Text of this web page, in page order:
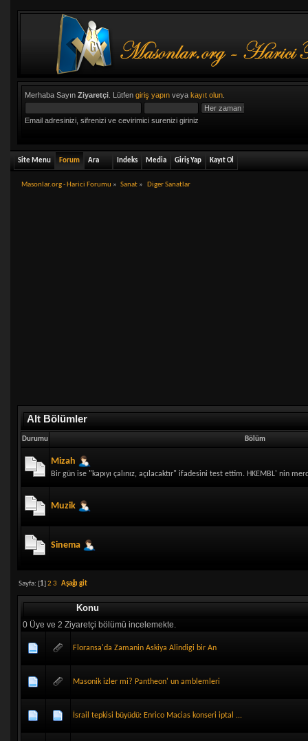
Merhaba Sayın Ziyaretçi. Lütfen giriş yapınveya kayıt olun.
Email adresinizi, sifrenizi ve cevirimici surenizi giriniz
Site Menu Forum Ara Indeks Media Giriş Yap Kayıt Ol
Masonlar.org - Harici Forumu » Sanat » Diger Sanatlar
Alt Bölümler
Durumu Bölüm
Mizah
Bir gün ise "kapıyı çalınız, açılacaktır" ifadesini test ettim. HKEMBL' nin
Muzik
Sinema
Sayfa: [1] 2 3 Aşağı git
Konu
0 Üye ve 2 Ziyaretçi bölümü incelemekte.
Floransa'da Zamanin Askiya Alindigi bir An
Masonik izler mi? Pantheon' un amblemleri
İsrail tepkisi büyüdü: Enrico Macias konseri iptal ...